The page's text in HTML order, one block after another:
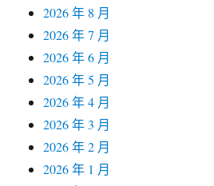
2026 年 8 月
2026 年 7 月
2026 年 6 月
2026 年 5 月
2026 年 4 月
2026 年 3 月
2026 年 2 月
2026 年 1 月